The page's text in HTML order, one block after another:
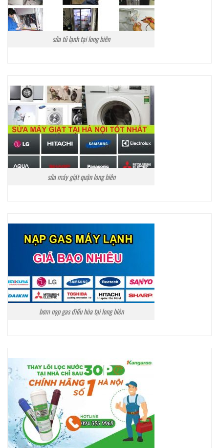
sửa tủ lạnh tại long biên
sửa máy giặt quận long biên
bơm nạp gas điều hòa tại long biên